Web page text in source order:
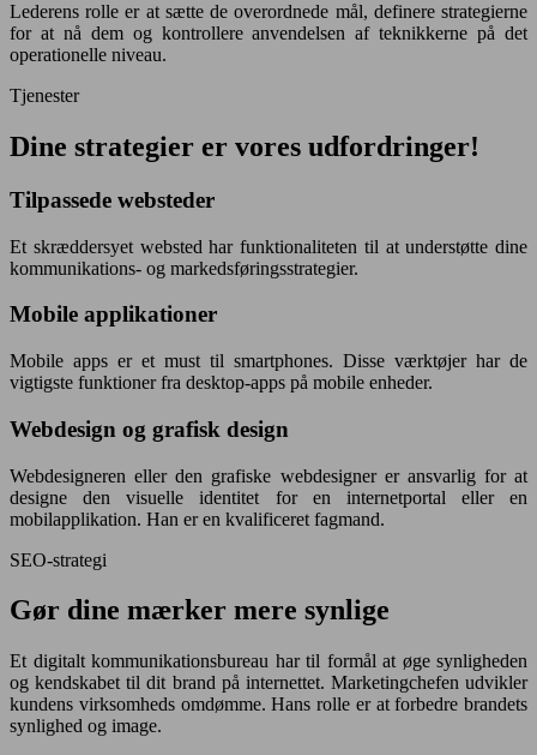
Lederens rolle er at sætte de overordnede mål, definere strategierne
for at nå dem og kontrollere anvendelsen af teknikkerne på det
operationelle niveau.
Tjenester
Dine strategier er vores udfordringer!
Tilpassede websteder
Et skræddersyet websted har funktionaliteten til at understøtte dine
kommunikations- og markedsføringsstrategier.
Mobile applikationer
Mobile apps er et must til smartphones. Disse værktøjer har de
vigtigste funktioner fra desktop-apps på mobile enheder.
Webdesign og grafisk design
Webdesigneren eller den grafiske webdesigner er ansvarlig for at
designe den visuelle identitet for en internetportal eller en
mobilapplikation. Han er en kvalificeret fagmand.
SEO-strategi
Gør dine mærker mere synlige
Et digitalt kommunikationsbureau har til formål at øge synligheden
og kendskabet til dit brand på internettet. Marketingchefen udvikler
kundens virksomheds omdømme. Hans rolle er at forbedre brandets
synlighed og image.